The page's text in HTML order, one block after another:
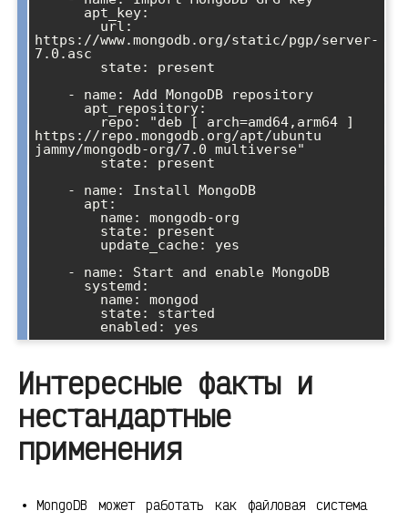
https://www.mongodb.org/static/pgp/server-
7.0.asc
https://repo.mongodb.org/apt/ubuntu
jammy/mongodb-org/7.0 multiverse"
        enabled: yes
Интересные факты и
нестандартные
применения
MongoDB может работать как файловая система